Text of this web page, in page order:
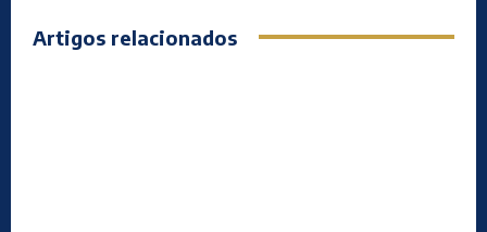
Artigos relacionados